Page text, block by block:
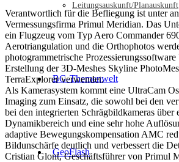
Leitungsauskunft/Planauskunft
BG-Themenwelt
GeoFlash
Verantwortlich für die Befliegung ist unter
Vermessungsfirma Primul Meridian. Das
ein Flugzeug vom Typ Aero Commander
Aerotriangulation und die Orthophotos
photogrammetrische
Erstellung der 3D-Meshes Skyline
TerraExplorer verwendet.
Als Kamerasystem kommt eine UltraCam
Imaging zum Einsatz, die sowohl bei den
bei den integrierten Schrägbildkameras über
Dynamikbereich und eine sehr hohe
adaptive Bewegungskompensation AMC
Bildunschärfe deutlich und verbessert die
Cristian Glont, Geschäftsführer von Primul